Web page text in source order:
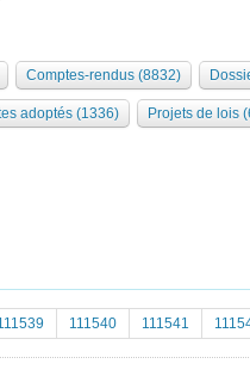
Comptes-rendus (8832)
adoptés (1336) Projets de lois
111540 111541